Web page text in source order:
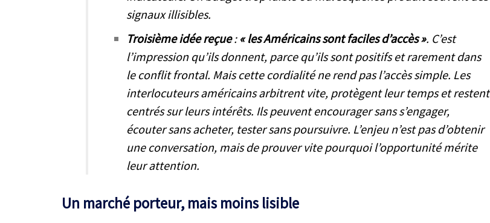
signaux illisibles.
Troisième idée reçue: « les Américains sont faciles d’accès ». C’est
l’impression qu’ils donnent, parce qu’ils sont positifs et rarement dans
le conflit frontal. Mais cette cordialité ne rend pas l’accès simple. Les
interlocuteurs américains arbitrent vite, protègent leur temps et restent
centrés sur leurs intérêts. Ils peuvent encourager sans s’engager,
écouter sans acheter, tester sans poursuivre. L’enjeu n’est pas d’obtenir
une conversation, mais de prouver vite pourquoi l’opportunité mérite
leur attention.
Un marché porteur, maismoins lisible